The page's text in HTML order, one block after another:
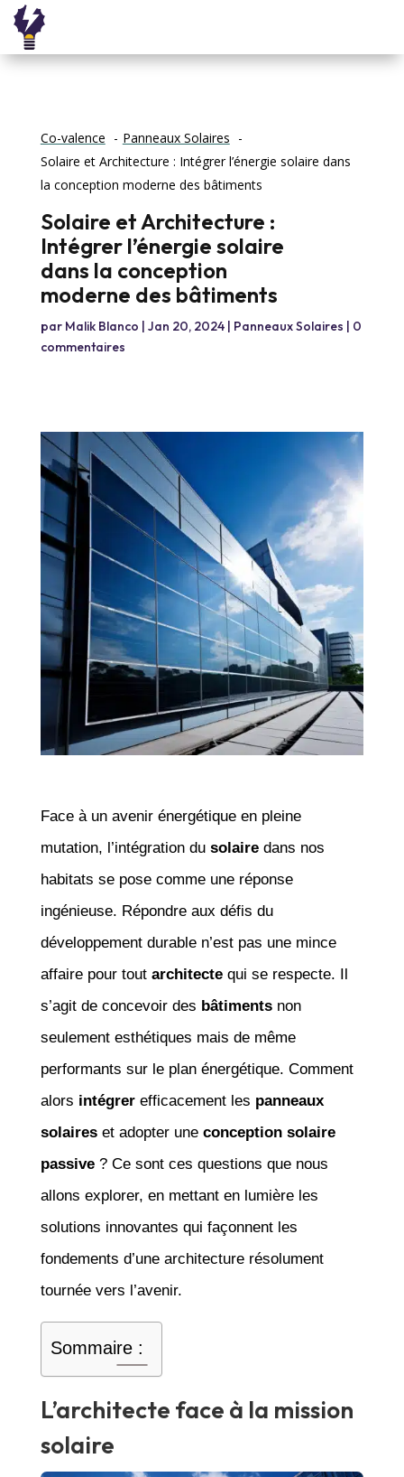
Co-valence
Panneaux Solaires
Solaire et Architecture : Intégrer l’énergie solaire dans
la conception moderne des bâtiments
Solaire et Architecture :
Intégrer l’énergie solaire
dans la conception
moderne des bâtiments
par Malik Blanco | Jan 20, 2024| Panneaux Solaires | 0
commentaires
Face à un avenir énergétique en pleine
mutation, l’intégration du solairedans nos
habitats se pose comme une réponse
ingénieuse. Répondre aux défis du
développement durable n’est pas une mince
affaire pour tout architectequi se respecte. Il
s’agit de concevoir des bâtimentsnon
seulement esthétiques mais de même
performants sur le plan énergétique. Comment
alors intégrerefficacement les panneaux
solaireset adopter une conception solaire
passive? Ce sont ces questions que nous
allons explorer, en mettant en lumière les
solutions innovantes qui façonnent les
fondements d’une architecture résolument
tournée vers l’avenir.
Sommaire :
L’architecte face à la mission
solaire